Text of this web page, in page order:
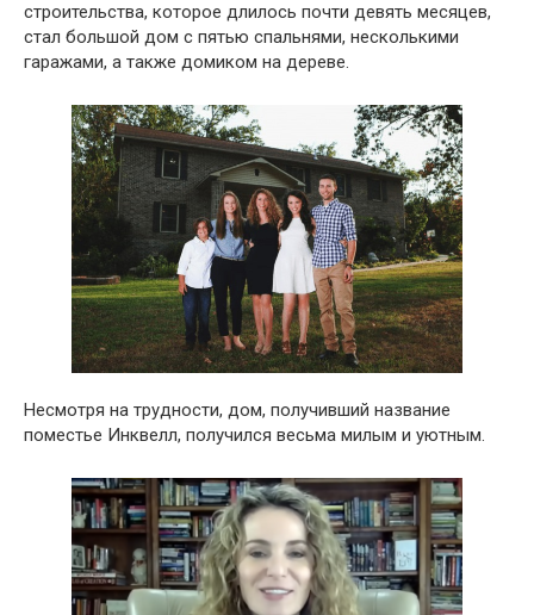
строительства, которое длилось почти девять месяцев,
стал большой дом с пятью спальнями, несколькими
гаражами, а также домиком на дереве.
Несмотря на трудности, дом, получивший название
поместье Инквелл, получился весьма милым и уютным.